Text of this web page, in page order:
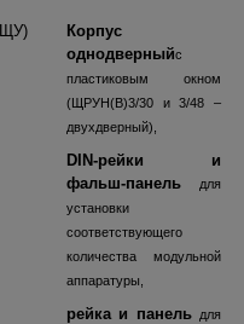
Корпус
однодверныйс
пластиковым окном
(ЩРУН(В)3/30 и 3/48 –
двухдверный),
DIN-рейки и
фальш-панель
для
установки
соответствующего
количества модульной
аппаратуры,
рейка и панель
для